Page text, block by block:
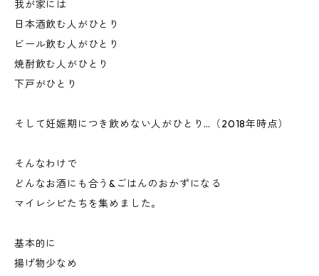
我が家には
日本酒飲む人がひとり
ビール飲む人がひとり
焼酎飲む人がひとり
下戸がひとり
そして妊娠期につき飲めない人がひとり…（2018年時点）
そんなわけで
どんなお酒にも合う&ごはんのおかずになる
マイレシピたちを集めました。
基本的に
揚げ物少なめ